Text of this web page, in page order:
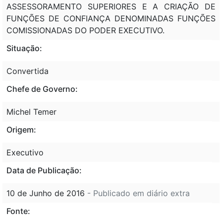
ASSESSORAMENTO SUPERIORES E A CRIAÇÃO DE
FUNÇÕES DE CONFIANÇA DENOMINADAS FUNÇÕES
COMISSIONADAS DO PODER EXECUTIVO.
Situação:
Convertida
Chefe de Governo:
Michel Temer
Origem:
Executivo
Data de Publicação:
10 de Junho de 2016 - Publicado em diário extra
Fonte: